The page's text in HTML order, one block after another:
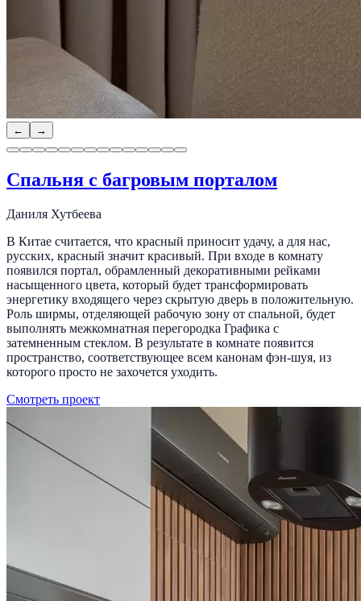
← →
Спальня с багровым порталом
Даниля Хутбеева
В Китае считается, что красный приносит удачу, а для нас,
русских, красный значит красивый. При входе в комнату
появился портал, обрамленный декоративными рейками
насыщенного цвета, который будет трансформировать
энергетику входящего через скрытую дверь в положительную.
Роль ширмы, отделяющей рабочую зону от спальной, будет
выполнять межкомнатная перегородка Графика с
затемненным стеклом. В результате в комнате появится
пространство, соответствующее всем канонам фэн-шуя, из
которого просто не захочется уходить.
Смотреть проект